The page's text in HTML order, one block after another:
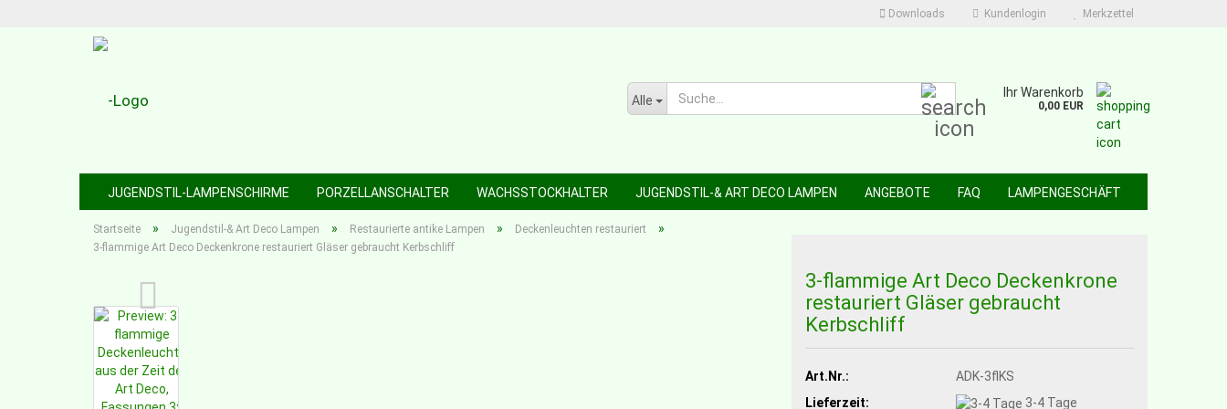
Downloads Kundenlogin Merkzettel
Alle
Ihr Warenkorb
0,00 EUR
JUGENDSTIL-LAMPENSCHIRME PORZELLANSCHALTER WACHSSTOCKHALTER JUGENDSTIL-& ART DECO LAMPEN ANGEBOTE FAQ LAMPENGESCHÄFT
Startseite » Jugendstil-& Art Deco Lampen » Restaurierte antike Lampen » Deckenleuchten restauriert »
3-flammige Art Deco Deckenkrone restauriert Gläser gebraucht Kerbschliff
3-flammige Art Deco Deckenkrone
restauriert Gläser gebraucht
Kerbschliff
Art.Nr.:
ADK-3flKS
Lieferzeit:
3-4 Tage